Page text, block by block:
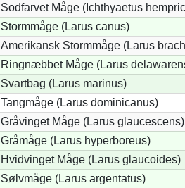
Sodfarvet Måge (Ichthyaetus
Stormmåge (Larus canus)
Amerikansk Stormmåge (Larus
Ringnæbbet Måge (Larus
Svartbag (Larus marinus)
Tangmåge (Larus dominicanus)
Gråvinget Måge (Larus glaucescens)
Gråmåge (Larus hyperboreus)
Hvidvinget Måge (Larus glaucoides)
Sølvmåge (Larus argentatus)